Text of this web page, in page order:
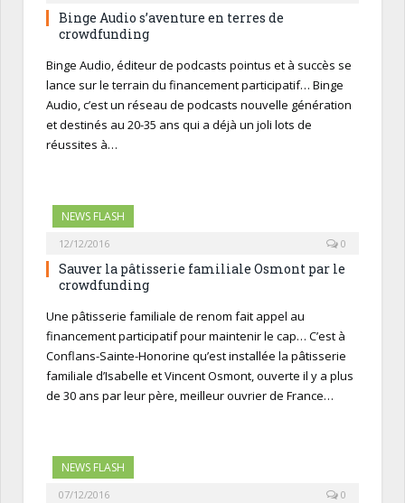
Binge Audio s’aventure en terres de
crowdfunding
Binge Audio, éditeur de podcasts pointus et à succès se
lance sur le terrain du financement participatif… Binge
Audio, c’est un réseau de podcasts nouvelle génération
et destinés au 20-35 ans qui a déjà un joli lots de
réussites à…
NEWS FLASH
12/12/2016 0
Sauver la pâtisserie familiale Osmont par le
crowdfunding
Une pâtisserie familiale de renom fait appel au
financement participatif pour maintenir le cap… C’est à
Conflans-Sainte-Honorine qu’est installée la pâtisserie
familiale d’Isabelle et Vincent Osmont, ouverte il y a plus
de 30 ans par leur père, meilleur ouvrier de France…
NEWS FLASH
07/12/2016 0